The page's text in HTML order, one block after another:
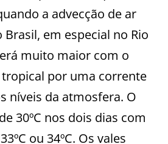
a advecção de ar
em especial no Rio
muito maior com o
por uma corrente
níveis da atmosfera. O
30ºC nos dois dias com
ou 34ºC. Os vales